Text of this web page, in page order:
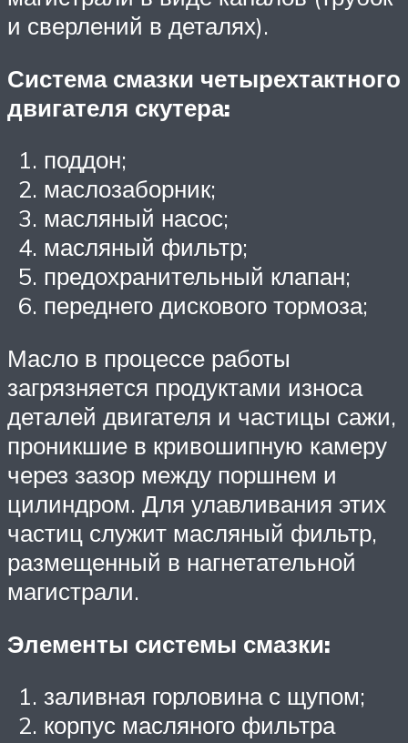
и сверлений в деталях).
Система смазки четырехтактного
двигателя скутера:
поддон;
маслозаборник;
масляный насос;
масляный фильтр;
предохранительный клапан;
переднего дискового тормоза;
Масло в процессе работы
загрязняется продуктами износа
деталей двигателя и частицы сажи,
проникшие в кривошипную камеру
через зазор между поршнем и
цилиндром. Для улавливания этих
частиц служит масляный фильтр,
размещенный в нагнетательной
магистрали.
Элементы системы смазки:
заливная горловина с щупом;
корпус масляного фильтра